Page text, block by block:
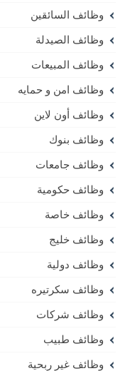
وظائف السائقين
وظائف الصيدلة
وظائف المبيعات
وظائف امن و حمايه
وظائف أون لاين
وظائف بنوك
وظائف جامعات
وظائف حكومية
وظائف خاصة
وظائف خليج
وظائف دولية
وظائف سكرتيره
وظائف شركات
وظائف طبيب
وظائف غير ربحية